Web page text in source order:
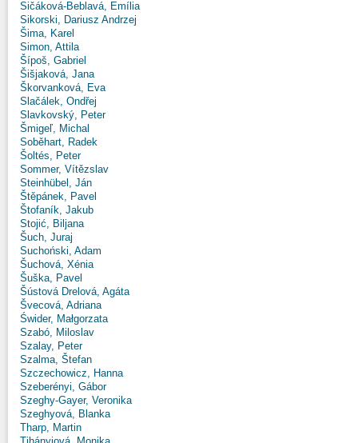
Sičáková-Beblavá, Emília
Sikorski, Dariusz Andrzej
Šima, Karel
Simon, Attila
Šípoš, Gabriel
Šišjaková, Jana
Škorvanková, Eva
Slačálek, Ondřej
Slavkovský, Peter
Šmigeľ, Michal
Soběhart, Radek
Šoltés, Peter
Sommer, Vítězslav
Steinhübel, Ján
Štěpánek, Pavel
Štofaník, Jakub
Stojić, Biljana
Šuch, Juraj
Suchoński, Adam
Šuchová, Xénia
Šuška, Pavel
Šústová Drelová, Agáta
Švecová, Adriana
Świder, Małgorzata
Szabó, Miloslav
Szalay, Peter
Szalma, Štefan
Szczechowicz, Hanna
Szeberényi, Gábor
Szeghy-Gayer, Veronika
Szeghyová, Blanka
Tharp, Martin